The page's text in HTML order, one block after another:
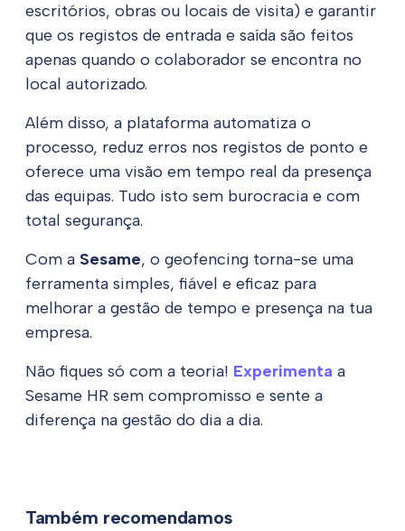
escritórios, obras ou locais de visita) e garantir
que os registos de entrada e saída são feitos
apenas quando o colaborador se encontra no
local autorizado.
Além disso, a plataforma automatiza o
processo, reduz erros nos registos de ponto e
oferece uma visão em tempo real da presença
das equipas. Tudo isto sem burocracia e com
total segurança.
Com a Sesame, o geofencing torna-se uma
ferramenta simples, fiável e eficaz para
melhorar a gestão de tempo e presença na tua
empresa.
Não fiques só com a teoria! Experimenta a
Sesame HR sem compromisso e sente a
diferença na gestão do dia a dia.
Também recomendamos